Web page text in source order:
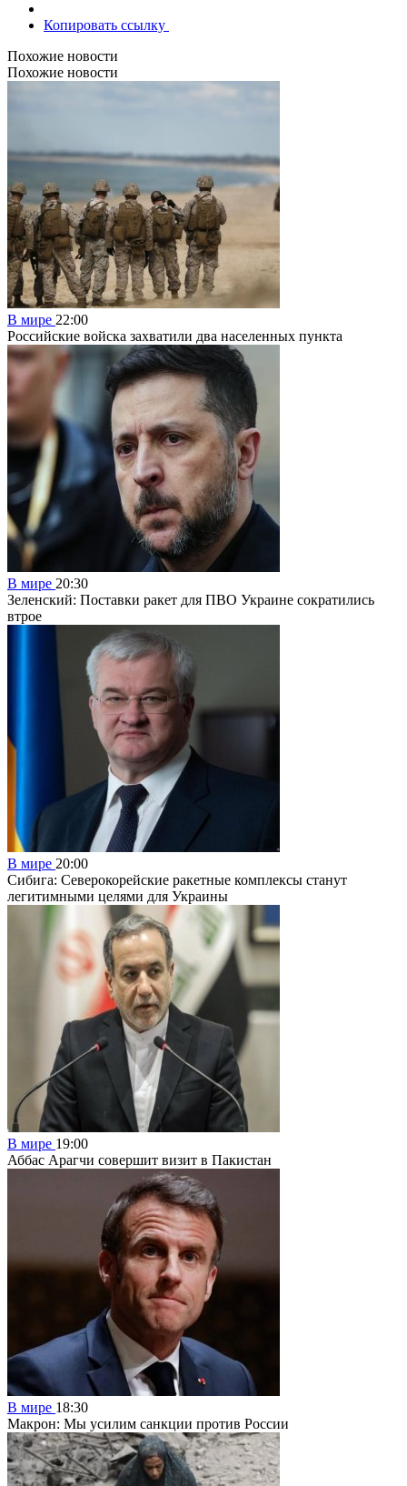
Копировать ссылку
Похожие новости
Похожие новости
В мире 22:00
Российские войска захватили два населенных пункта
В мире 20:30
Зеленский: Поставки ракет для ПВО Украине сократились
втрое
В мире 20:00
Сибига: Северокорейские ракетные комплексы станут
легитимными целями для Украины
В мире 19:00
Аббас Арагчи совершит визит в Пакистан
В мире 18:30
Макрон: Мы усилим санкции против России